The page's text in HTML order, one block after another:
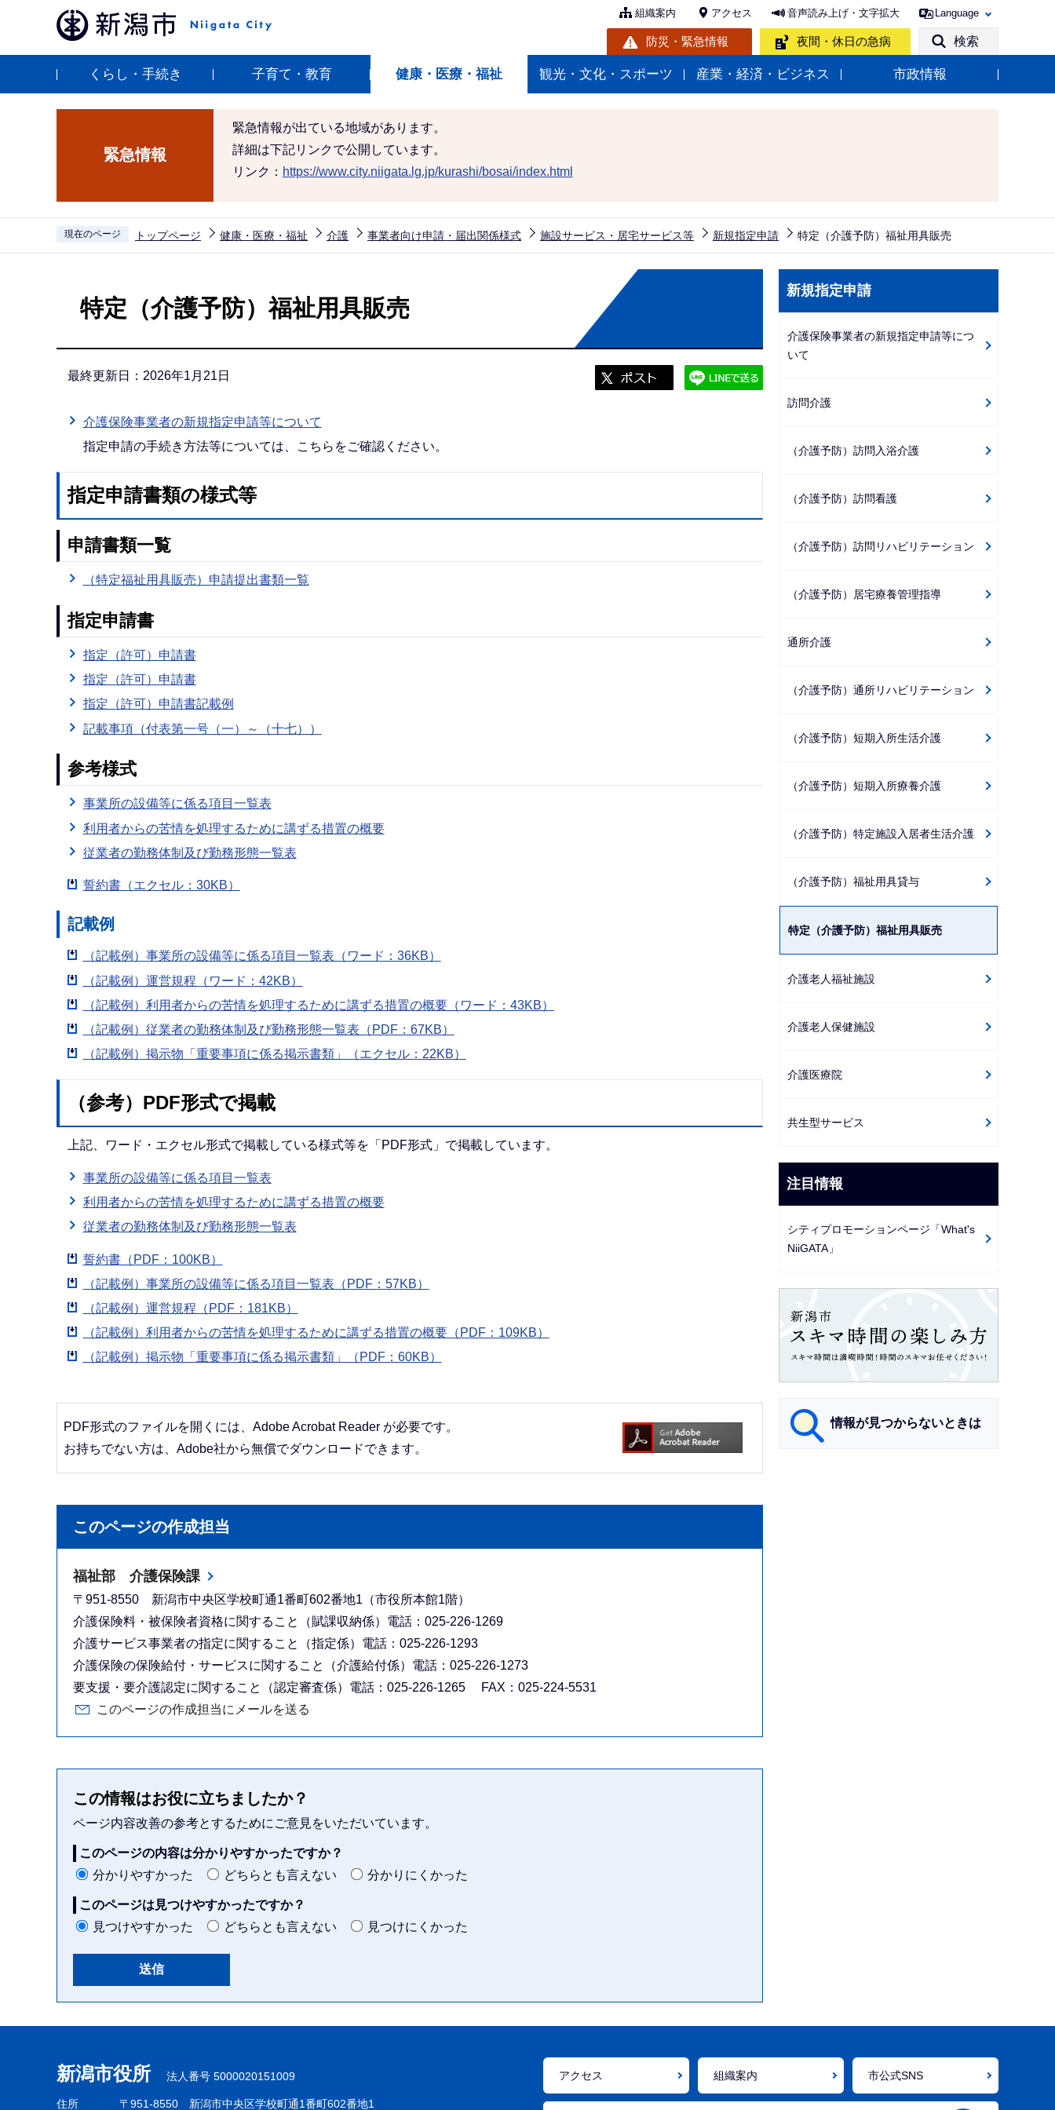
ペ
組織案内 アクセス 音声読み上げ・文字拡大 Language
防災・緊急情報 夜間・休日の急病 検索
くらし・手続き 子育て・教育 健康・医療・福祉 観光・文化・スポーツ 産業・経済・ビジネス 市政情報
緊急情報
緊急情報が出ている地域があります。
詳細は下記リンクで公開しています。
リンク： https://www.city.niigata.lg.jp/kurashi/bosai/index.html
現在のページ トップページ 健康・医療・福祉 介護 事業者向け申請・届出関係様式 施設サービス・居宅サービス等 新規指定申請 特定（介護予防）福祉用具販売
特定（介護予防）福祉用具販売
最終更新日：2026年1月21日
介護保険事業者の新規指定申請等について
指定申請の手続き方法等については、こちらをご確認ください。
指定申請書類の様式等
申請書類一覧
（特定福祉用具販売）申請提出書類一覧
指定申請書
指定（許可）申請書
指定（許可）申請書
指定（許可）申請書記載例
記載事項（付表第一号（一）～（十七））
参考様式
事業所の設備等に係る項目一覧表
利用者からの苦情を処理するために講ずる措置の概要
従業者の勤務体制及び勤務形態一覧表
誓約書（エクセル：30KB）
記載例
（記載例）事業所の設備等に係る項目一覧表（ワード：36KB）
（記載例）運営規程（ワード：42KB）
（記載例）利用者からの苦情を処理するために講ずる措置の概要（ワード：43KB）
（記載例）従業者の勤務体制及び勤務形態一覧表（PDF：67KB）
（記載例）掲示物「重要事項に係る掲示書類」（エクセル：22KB）
（参考）PDF形式で掲載
上記、ワード・エクセル形式で掲載している様式等を「PDF形式」で掲載しています。
事業所の設備等に係る項目一覧表
利用者からの苦情を処理するために講ずる措置の概要
従業者の勤務体制及び勤務形態一覧表
誓約書（PDF：100KB）
（記載例）事業所の設備等に係る項目一覧表（PDF：57KB）
（記載例）運営規程（PDF：181KB）
（記載例）利用者からの苦情を処理するために講ずる措置の概要（PDF：109KB）
（記載例）掲示物「重要事項に係る掲示書類」（PDF：60KB）
PDF形式のファイルを開くには、Adobe Acrobat Reader が必要です。
お持ちでない方は、Adobe社から無償でダウンロードできます。
このページの作成担当
福祉部 介護保険課
〒951-8550 新潟市中央区学校町通1番町602番地1（市役所本館1階）
介護保険料・被保険者資格に関すること（賦課収納係）電話：025-226-1269
介護サービス事業者の指定に関すること（指定係）電話：025-226-1293
介護保険の保険給付・サービスに関すること（介護給付係）電話：025-226-1273
要支援・要介護認定に関すること（認定審査係）電話：025-226-1265 FAX：025-224-5531
このページの作成担当にメールを送る
この情報はお役に立ちましたか？
ページ内容改善の参考とするためにご意見をいただいています。
このページの内容は分かりやすかったですか？
分かりやすかった
どちらとも言えない 分かりにくかった
このページは見つけやすかったですか？
見つけやすかった
どちらとも言えない 見つけにくかった
こ
ま
サ
ブ
ビ
シ
新規指定申請
介護保険事業者の新規指定申請等につ
いて
訪問介護
（介護予防）訪問入浴介護
（介護予防）訪問看護
（介護予防）訪問リハビリテーション
（介護予防）居宅療養管理指導
通所介護
（介護予防）通所リハビリテーション
（介護予防）短期入所生活介護
（介護予防）短期入所療養介護
（介護予防）特定施設入居者生活介護
（介護予防）福祉用具貸与
特定（介護予防）福祉用具販売
介護老人福祉施設
介護老人保健施設
介護医療院
共生型サービス
注目情報
シティプロモーションページ「What's
NiiGATA」
情報が見つからないときは
新潟市役所 法人番号 5000020151009
住所 〒951-8550 新潟市中央区学校町通1番町602番地1
アクセス 組織案内 市公式SNS